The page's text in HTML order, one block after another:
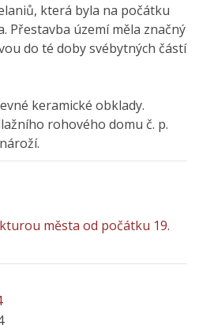
která byla na počátku
Přestavba území měla značný
do té doby svébytných částí
keramické obklady.
rohového domu č. p.
města od počátku 19.